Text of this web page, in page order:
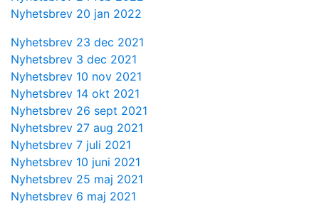
Nyhetsbrev 20 jan 2022
Nyhetsbrev 23 dec 2021
Nyhetsbrev 3 dec 2021
Nyhetsbrev 10 nov 2021
Nyhetsbrev 14 okt 2021
Nyhetsbrev 26 sept 2021
Nyhetsbrev 27 aug 2021
Nyhetsbrev 7 juli 2021
Nyhetsbrev 10 juni 2021
Nyhetsbrev 25 maj 2021
Nyhetsbrev 6 maj 2021